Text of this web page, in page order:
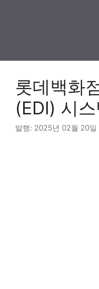
롯데백화
(EDI) 시스
2025년 02월 20일